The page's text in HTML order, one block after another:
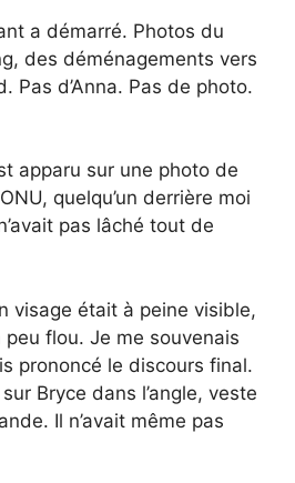
a démarré. Photos du
des déménagements vers
Pas d’Anna. Pas de photo.
apparu sur une photo de
quelqu’un derrière moi
pas lâché tout de
visage était à peine visible,
flou. Je me souvenais
prononcé le discours final.
Bryce dans l’angle, veste
Il n’avait même pas